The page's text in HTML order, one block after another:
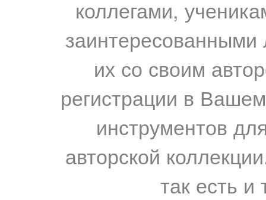
коллегами,
их со своим
регистрации в
инструментов
авторской
так есть и